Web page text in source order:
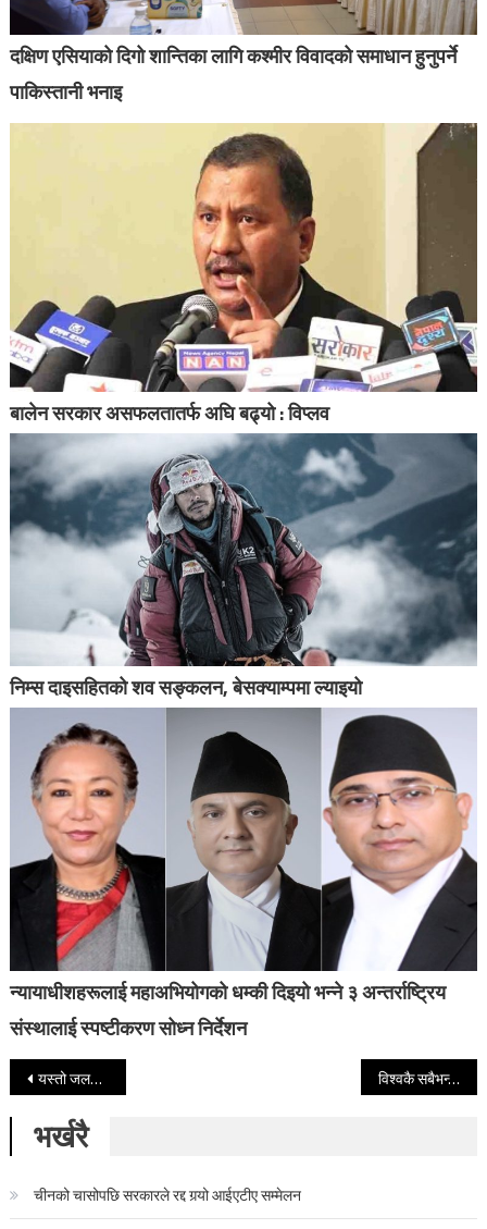
दक्षिण एसियाको दिगो शान्तिका लागि कश्मीर विवादको समाधान हुनुपर्ने
पाकिस्तानी भनाइ
बालेन सरकार असफलतातर्फ अघि बढ्यो : विप्लव
निम्स दाइसहितको शव सङ्कलन, बेसक्याम्पमा ल्याइयो
न्यायाधीशहरूलाई महाअभियोगको धम्की दिइयो भन्ने ३ अन्तर्राष्ट्रिय
संस्थालाई स्पष्टीकरण सोध्न निर्देशन
Post navigation
यस्तो जलपमा छिराए महिलाले काठमाडौं विमानस्थलमा यति धेरै सुन विश्वकै सबैभन्दा महङ्गो सम्बन्ध विच्छेद, एकैदिनमै विश्वकै धनी महिला बनिन बेजोस
भर्खरै
चीनको चासोपछि सरकारले रद्द गर्‍यो आईएटीए सम्मेलन